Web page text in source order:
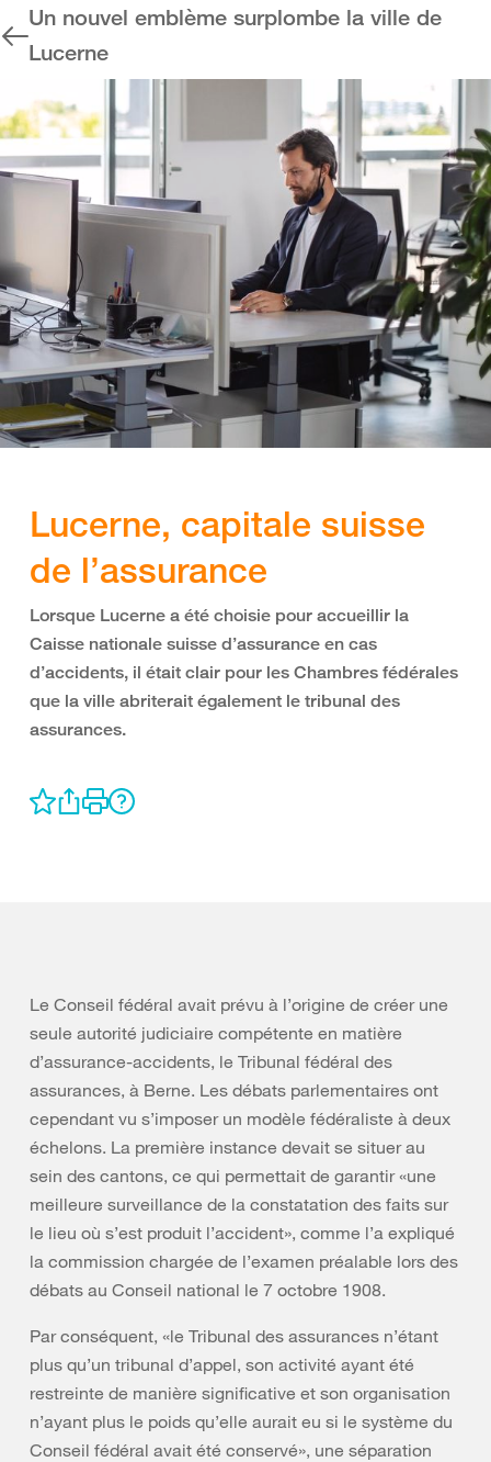
Un nouvel emblème surplombe la ville de
Lucerne
Lucerne, capitale suisse
de l’assurance
Lorsque Lucerne a été choisie pour accueillir la
Caisse nationale suisse d’assurance en cas
d’accidents, il était clair pour les Chambres fédérales
que la ville abriterait également le tribunal des
assurances.
Le Conseil fédéral avait prévu à l’origine de créer une
seule autorité judiciaire compétente en matière
d’assurance-accidents, le Tribunal fédéral des
assurances, à Berne. Les débats parlementaires ont
cependant vu s’imposer un modèle fédéraliste à deux
échelons. La première instance devait se situer au
sein des cantons, ce qui permettait de garantir «une
meilleure surveillance de la constatation des faits sur
le lieu où s’est produit l’accident», comme l’a expliqué
la commission chargée de l’examen préalable lors des
débats au Conseil national le 7 octobre 1908.
Par conséquent, «le Tribunal des assurances n’étant
plus qu’un tribunal d’appel, son activité ayant été
restreinte de manière significative et son organisation
n’ayant plus le poids qu’elle aurait eu si le système du
Conseil fédéral avait été conservé», une séparation